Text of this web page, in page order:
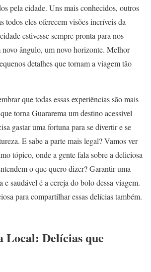
pela cidade. Uns mais conhecidos, outros
todos eles oferecem visões incríveis da
estivesse sempre pronta para nos
novo ângulo, um novo horizonte. Melhor
detalhes que tornam a viagem tão
que todas essas experiências são mais
torna Guararema um destino acessível
gastar uma fortuna para se divertir e se
E sabe a parte mais legal? Vamos ver
tópico, onde a gente fala sobre a deliciosa
o que quero dizer? Garantir uma
e saudável é a cereja do bolo dessa viagem.
para compartilhar essas delícias também.
Local: Delícias que